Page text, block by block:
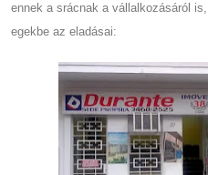
ennek a srácnak a vállalkozásáról
egekbe az eladásai: